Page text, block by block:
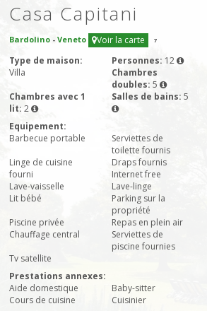
Casa Capitani
Bardolino - Veneto Voir la carte 7
Type de maison:
Villa
Personnes: 12
Chambres
doubles: 5
Chambres avec 1
lit: 2
Salles de bains: 5
Equipement:
Barbecue portable
Serviettes de
toilette fournis
Linge de cuisine
fourni
Draps fournis
Internet free
Lave-vaisselle
Lave-linge
Lit bébé
Parking sur la
propriété
Piscine privée
Repas en plein air
Chauffage central
Serviettes de
piscine fournies
Tv satellite
Prestations annexes:
Aide domestique
Baby-sitter
Cours de cuisine
Cuisinier